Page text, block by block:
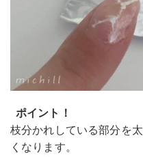
ポイント！
枝分かれしている部分を
くなります。